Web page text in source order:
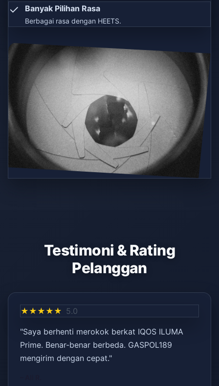
✓ Banyak Pilihan Rasa
Berbagai rasa dengan HEETS.
Testimoni & Rating
Pelanggan
★★★★★ 5.0
"Saya berhenti merokok berkat IQOS ILUMA
Prime. Benar-benar berbeda. GASPOL189
mengirim dengan cepat."